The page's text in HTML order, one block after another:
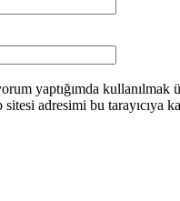
yaptığımda kullanılmak
adresimi bu tarayıcıya